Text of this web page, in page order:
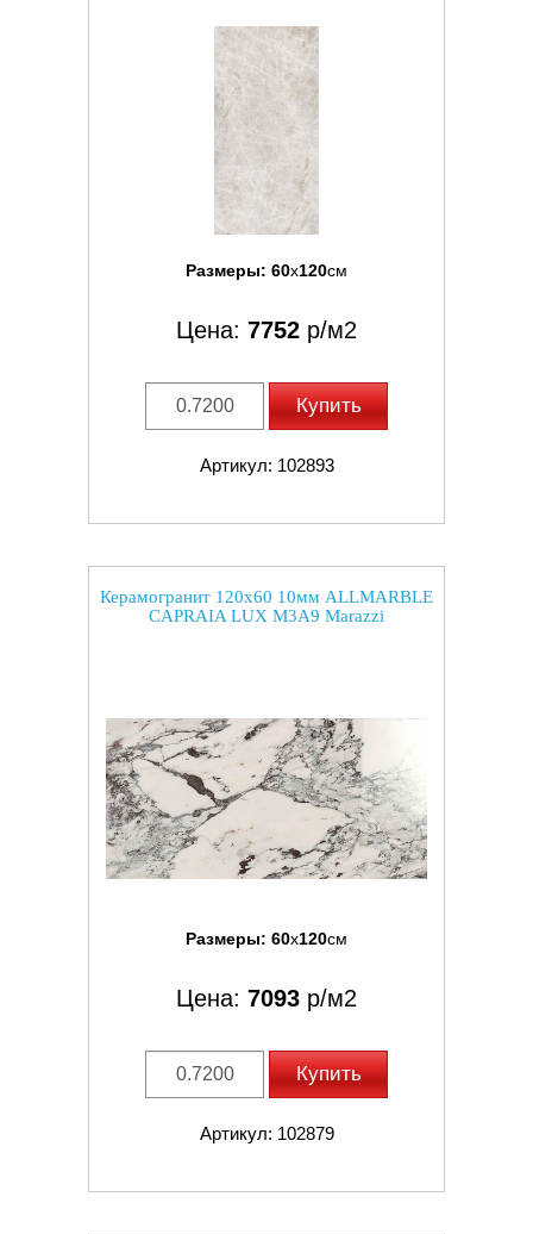
Размеры: 60x120см
Цена: 7752 р/м2
Купить
Артикул: 102893
Керамогранит 120x60 10мм ALLMARBLE
CAPRAIA LUX M3A9 Marazzi
Размеры: 60x120см
Цена: 7093 р/м2
Купить
Артикул: 102879